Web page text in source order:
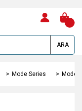
ARA
Mode Series Mode